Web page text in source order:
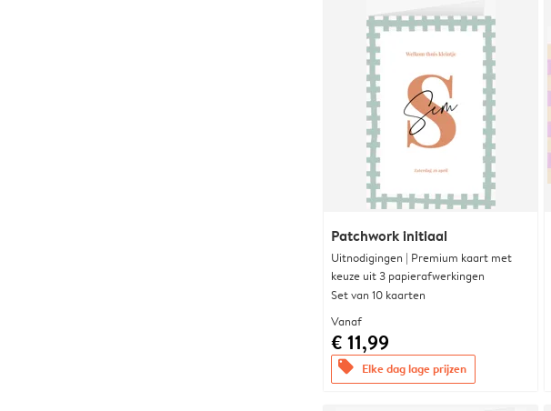
Patchwork initiaal
Uitnodigingen | Premium kaart met
keuze uit 3 papierafwerkingen
Set van 10 kaarten
Vanaf
€ 11,99
offers Elke dag lage prijzen